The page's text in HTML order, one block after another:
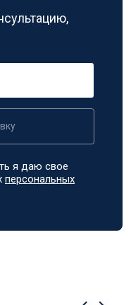
я даю свое
персональных